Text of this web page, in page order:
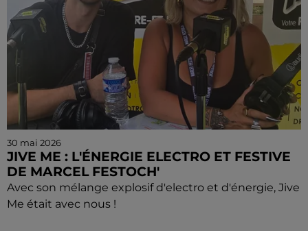
30 mai 2026
JIVE ME : L'ÉNERGIE ELECTRO ET FESTIVE
DE MARCEL FESTOCH'
Avec son mélange explosif d'electro et d'énergie, Jive
Me était avec nous !